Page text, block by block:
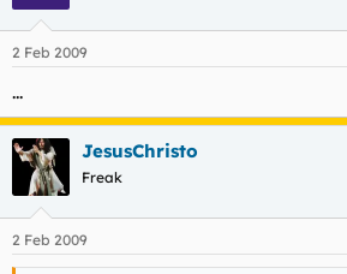
2 Feb 2009
...
JesusChristo
Freak
2 Feb 2009